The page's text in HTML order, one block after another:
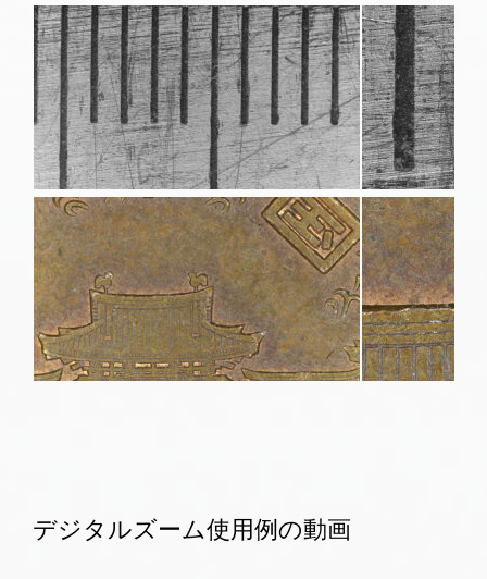
デジタルズーム使用例の動画